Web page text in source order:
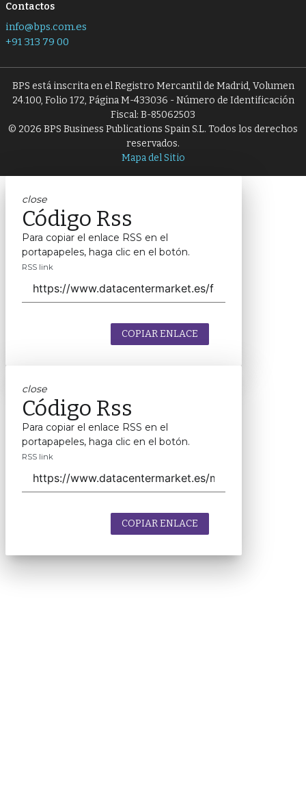
Contactos
info@bps.com.es
+91 313 79 00
BPS está inscrita en el Registro Mercantil de Madrid, Volumen
24.100, Folio 172, Página M-433036 - Número de Identificación
Fiscal: B-85062503
© 2026 BPS Business Publications Spain S.L. Todos los derechos
reservados.
Mapa del Sitio
close
Código Rss
Para copiar el enlace RSS en el
portapapeles, haga clic en el botón.
RSS link
COPIAR ENLACE
close
Código Rss
Para copiar el enlace RSS en el
portapapeles, haga clic en el botón.
RSS link
COPIAR ENLACE